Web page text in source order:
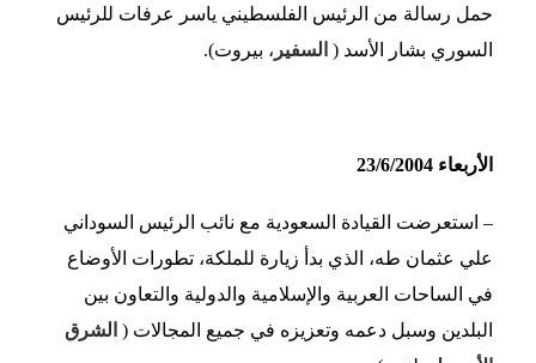
حمل رسالة من الرئيس الفلسطيني ياسر عرفات للرئيس
السوري بشار الأسد ( السفير ، بيروت).
الأربعاء 23/6/2004
– استعرضت القيادة السعودية مع نائب الرئيس السوداني
علي عثمان طه، الذي بدأ زيارة للملكة، تطورات الأوضاع
في الساحات العربية والإسلامية والدولية والتعاون بين
البلدين وسبل دعمه وتعزيزه في جميع المجالات ( الشرق